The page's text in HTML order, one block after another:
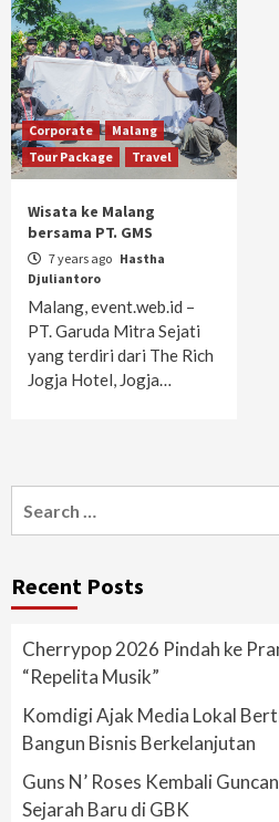
Corporate
Malang
Tour Package
Travel
Wisata ke Malang
bersama PT. GMS
7 years ago Hastha
Djuliantoro
Malang, event.web.id –
PT. Garuda Mitra Sejati
yang terdiri dari The Rich
Jogja Hotel, Jogja…
for:
Recent Posts
Cherrypop 2026 Pindah ke
“Repelita Musik”
Komdigi Ajak Media Lokal
Bangun Bisnis Berkelanjutan
Guns N’ Roses Kembali
Sejarah Baru di GBK